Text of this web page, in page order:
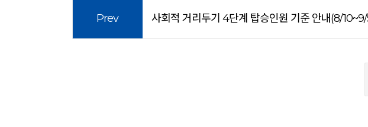
Prev 사회적 거리두기 4단계 탑승인원 기준 안내(8/